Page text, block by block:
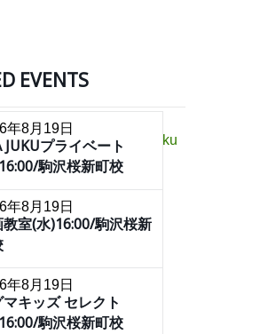
EVENTS
年8月19日
JUKUプライベート
駒沢桜新町校
年8月19日
室(水)16:00/駒沢桜新
年8月19日
マキッズ セレクト
駒沢桜新町校